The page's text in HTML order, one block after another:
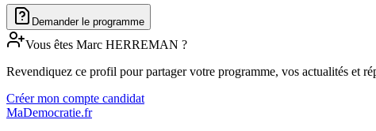
Demander le programme
Vous êtes Marc HERREMAN ?
Revendiquez ce profil pour partager votre programme, vos actualités et
Créer mon compte candidat
MaDemocratie.fr